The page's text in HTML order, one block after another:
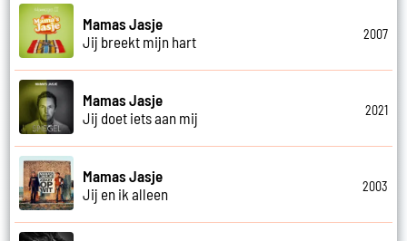
Mamas Jasje
Jij breekt mijn hart
2007
Mamas Jasje
Jij doet iets aan mij
2021
Mamas Jasje
Jij en ik alleen
2003